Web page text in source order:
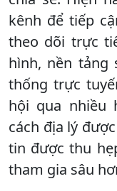
kênh để tiếp
theo dõi trực
hình, nền tảng
thống trực
hội qua nhiều
cách địa lý
tin được thu
tham gia sâu